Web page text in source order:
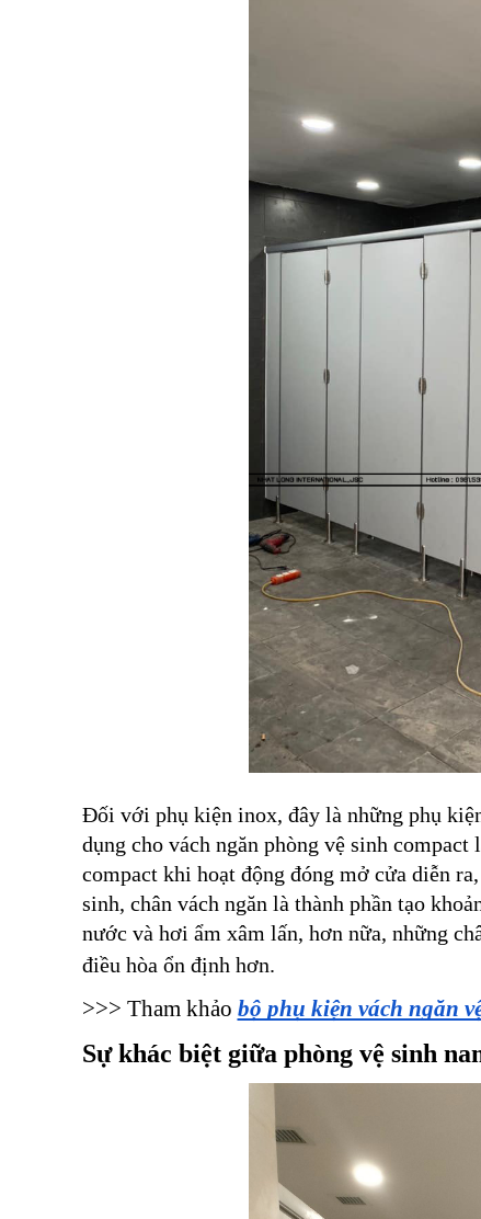
Đối với phụ kiện inox, đây là những phụ
dụng cho vách ngăn phòng vệ sinh compact
compact khi hoạt động đóng mở cửa diễn
sinh, chân vách ngăn là thành phần tạo
nước và hơi ẩm xâm lấn, hơn nữa, những
điều hòa ổn định hơn.
>>> Tham khảo bộ phụ kiện vách ngăn
Sự khác biệt giữa phòng vệ sinh